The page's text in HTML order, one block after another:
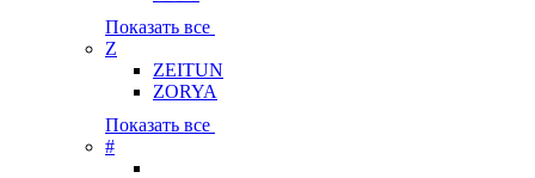
Показать все
Z
ZEITUN
ZORYA
Показать все
#